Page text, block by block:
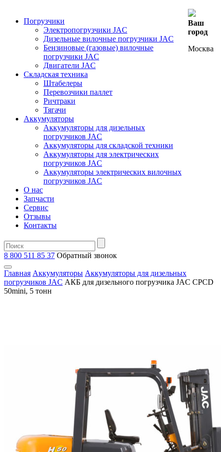
Погрузчики
Электропогрузчики JAC
Дизельные вилочные погрузчики JAC
Бензиновые (газовые) вилочные
погрузчики JAC
Двигатели JAC
Складская техника
Штабелеры
Перевозчики паллет
Ричтраки
Тягачи
Аккумуляторы
Аккумуляторы для дизельных
погрузчиков JAC
Аккумуляторы для складской техники
Аккумуляторы для электрических
погрузчиков JAC
Аккумуляторы электрических вилочных
погрузчиков JAC
О нас
Запчасти
Сервис
Отзывы
Контакты
Ваш
город
Москва
8 800 511 85 37 Oбратный звонок
Главная Аккумуляторы Аккумуляторы для дизельных
погрузчиков JAC АКБ для дизельного погрузчика JAC CPCD
50mini, 5 тонн